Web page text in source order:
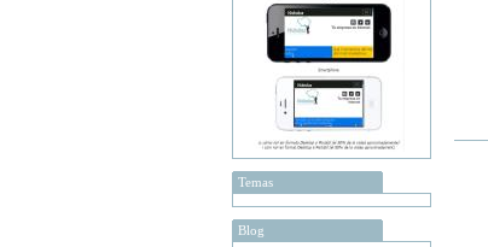
Temas
Blog